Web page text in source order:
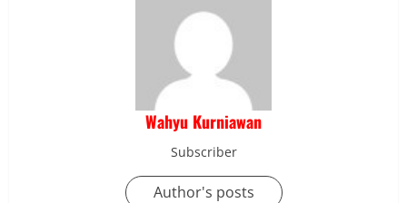
Wahyu Kurniawan
Subscriber
Author's posts